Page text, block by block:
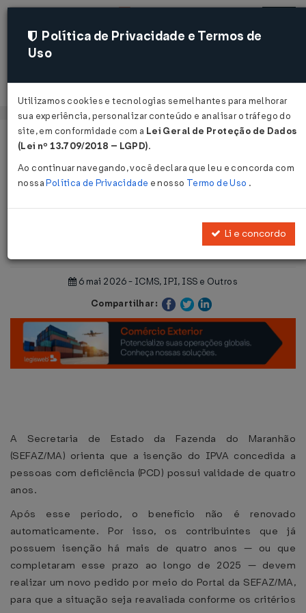
Acessar
Página Inicial
Notícias
IPVA/MA: Isenção de IPVA para
PCD tem validade de 4 anos
6 mai 2026 - ICMS, IPI, ISS e Outros
Compartilhar:
A Secretaria de Estado da Fazenda do Maranhão
(SEFAZ/MA) orienta que a isenção do IPVA concedida a
pessoas com deficiência (PCD) possui validade de quatro
anos.
Após esse período, o benefício não é renovado
automaticamente. Por isso, os contribuintes que já
possuem isenção há mais de quatro anos — ou que
completaram esse prazo ao longo de 2025 — devem
realizar um novo pedido por meio do Portal da SEFAZ/MA,
para que a situação seja reavaliada conforme os critérios
Política de Privacidade e Termos de
Uso
Utilizamos cookies e tecnologias semelhantes para melhorar
sua experiência, personalizar conteúdo e analisar o tráfego do
site, em conformidade com a Lei Geral de Proteção de Dados
(Lei nº 13.709/2018 – LGPD).
Ao continuar navegando, você declara que leu e concorda com
nossaPolítica de Privacidade e nosso Termo de Uso .
Li e concordo